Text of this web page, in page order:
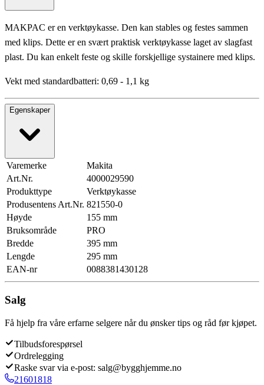
MAKPAC er en verktøykasse. Den kan stables og festes sammen
med klips. Dette er en svært praktisk verktøykasse laget av slagfast
plast. Du kan enkelt feste og skille forskjellige systainere med klips.
Vekt med standardbatteri: 0,69 - 1,1 kg
Egenskaper
Varemerke
Makita
Art.Nr.
4000029590
Produkttype
Verktøykasse
Produsentens Art.Nr. 821550-0
Høyde
155 mm
Bruksområde
PRO
Bredde
395 mm
Lengde
295 mm
EAN-nr
0088381430128
Salg
Få hjelp fra våre erfarne selgere når du ønsker tips og råd før kjøpet.
Tilbudsforespørsel
Ordrelegging
Raske svar via e-post: salg@bygghjemme.no
21601818